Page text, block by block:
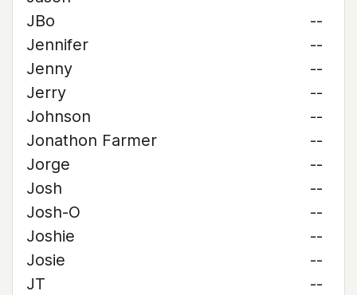
JBo
--
Jennifer
--
Jenny
--
Jerry
--
Johnson
--
Jonathon Farmer
--
Jorge
--
Josh
--
Josh-O
--
Joshie
--
Josie
--
JT
--